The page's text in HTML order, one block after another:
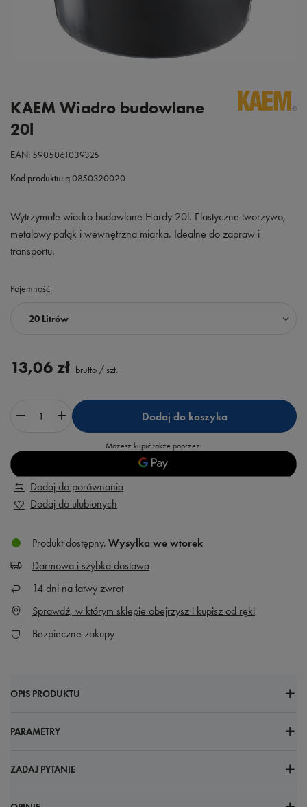
KAEM Wiadro budowlane
20l
EAN:5905061039325
Kod produktu:g.0850320020
Wytrzymałe wiadro budowlane Hardy 20l. Elastyczne tworzywo,
metalowy pałąk i wewnętrzna miarka. Idealne do zapraw i
transportu.
Pojemność
20 Litrów
13,06 zł brutto / szt.
Dodaj do koszyka
Możesz kupić także poprzez:
Dodaj do porównania
Dodaj do ulubionych
Produkt dostępny Wysyłka we wtorek
Darmowa i szybka dostawa
14 dni na łatwy zwrot
Sprawdź, w którym sklepie obejrzysz i kupisz od ręki
Bezpieczne zakupy
OPIS PRODUKTU
PARAMETRY
ZADAJ PYTANIE